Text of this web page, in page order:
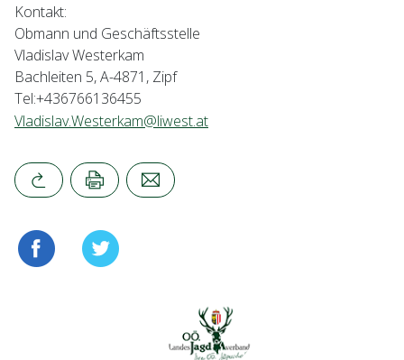
Kontakt:
Obmann und Geschäftsstelle
Vladislav Westerkam
Bachleiten 5, A-4871, Zipf
Tel:+436766136455
Vladislav.Westerkam@liwest.at